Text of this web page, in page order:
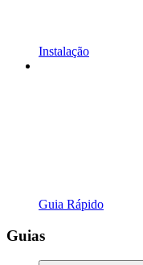
Instalação
Guia Rápido
Guias